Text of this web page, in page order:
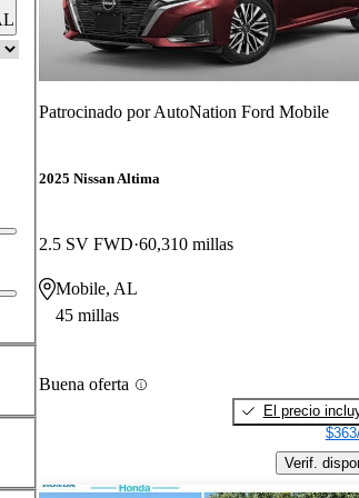
Patrocinado porAutoNation Ford Mobile
2025 Nissan Altima
2.5 SV FWD 60,310 millas
Mobile, AL
45 millas
Buena oferta
El precio
Verif.